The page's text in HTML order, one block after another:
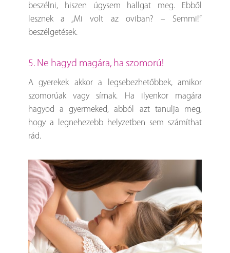
beszélni, hiszen úgysem hallgat meg. Ebből
lesznek a „Mi volt az oviban? – Semmi!”
beszélgetések.
5. Ne hagyd magára, ha szomorú!
A gyerekek akkor a legsebezhetőbbek, amikor
szomorúak vagy sírnak. Ha ilyenkor magára
hagyod a gyermeked, abból azt tanulja meg,
hogy a legnehezebb helyzetben sem számíthat
rád.